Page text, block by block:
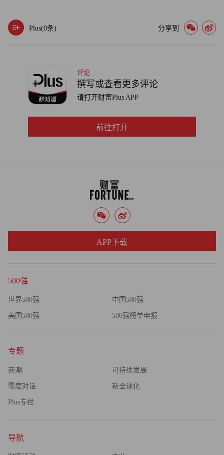
Plus(0条) 分享到
评论
撰写或查看更多评论
请打开财富Plus APP
前往打开
500强
世界500强 中国500强
美国500强 500强榜单申报
专题
商潮 可持续发展
零度对话 新全球化
Plus专栏
导航
APP下载